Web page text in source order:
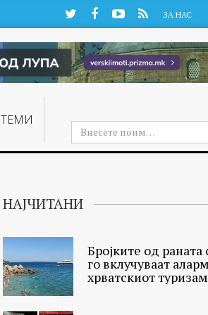
TwitterFacebookYouTube
RSS ЗА НАС
ТЕМИ
НАЈЧИТАНИ
Бројките од раната
го вклучуваат
хрватскиот туризам